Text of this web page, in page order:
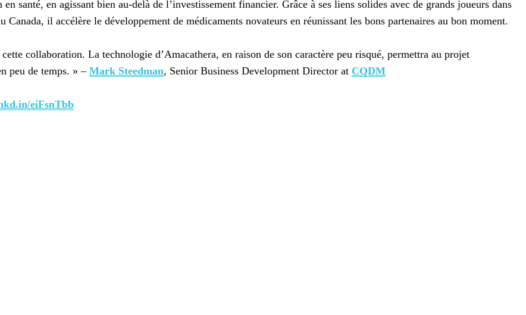
santé, en agissant bien au-delà de l’investissement financier. Grâce à ses liens solides avec de grands joueurs dans
Canada, il accélère le développement de médicaments novateurs en réunissant les bons partenaires au bon moment.
collaboration. La technologie d’Amacathera, en raison de son caractère peu risqué, permettra au projet
peu de temps. » – Mark Steedman, Senior Business Development Director at CQDM
eiFsnTbb